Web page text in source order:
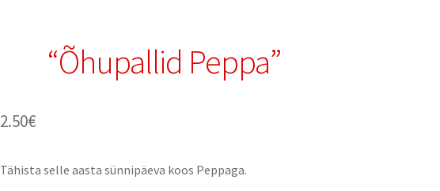
“Õhupallid Peppa”
2.50€
Tähista selle aasta sünnipäeva koos Peppaga.